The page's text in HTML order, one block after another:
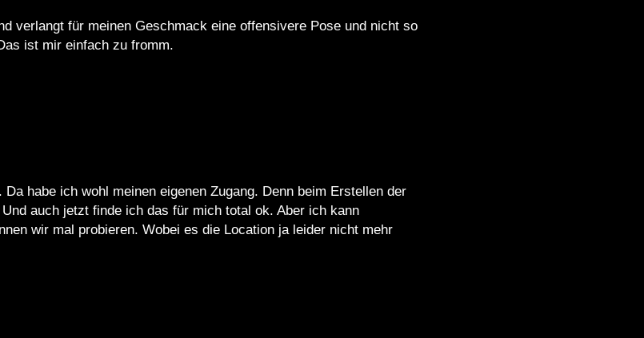
verlangt für meinen Geschmack eine offensivere Pose und nicht so
ist mir einfach zu fromm.
habe ich wohl meinen eigenen Zugang. Denn beim Erstellen der
auch jetzt finde ich das für mich total ok. Aber ich kann
wir mal probieren. Wobei es die Location ja leider nicht mehr